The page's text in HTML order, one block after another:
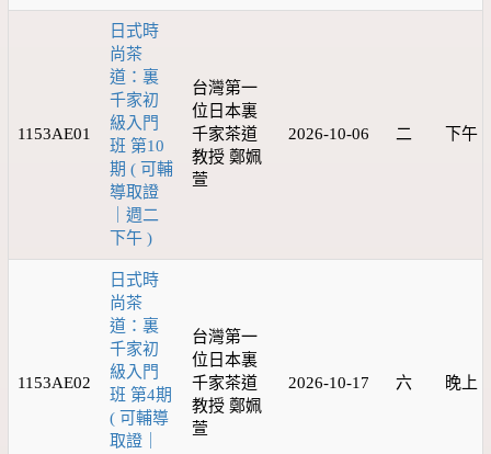
1153AE01
日式時
尚茶
道：裏
千家初
級入門
班 第10
期 ( 可輔
導取證
｜週二
下午 )
台灣第一
位日本裏
千家茶道
教授 鄭姵
萱
2026-10-06 二 下午
1153AE02
日式時
尚茶
道：裏
千家初
級入門
班 第4期
( 可輔導
取證｜
台灣第一
位日本裏
千家茶道
教授 鄭姵
萱
2026-10-17 六 晚上